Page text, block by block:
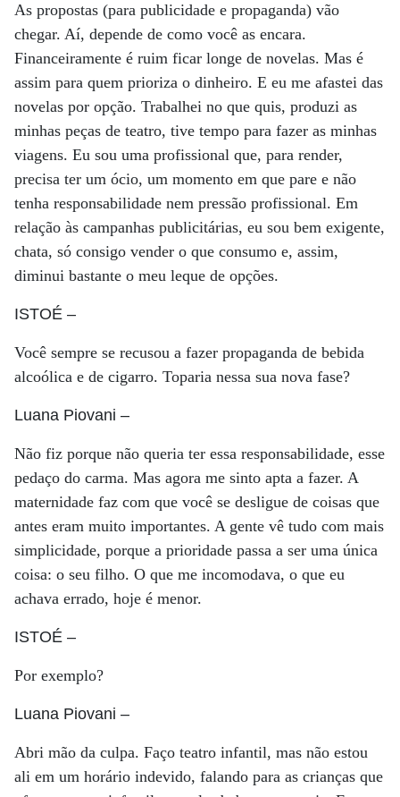
As propostas (para publicidade e propaganda) vão
chegar. Aí, depende de como você as encara.
Financeiramente é ruim ficar longe de novelas. Mas é
assim para quem prioriza o dinheiro. E eu me afastei das
novelas por opção. Trabalhei no que quis, produzi as
minhas peças de teatro, tive tempo para fazer as minhas
viagens. Eu sou uma profissional que, para render,
precisa ter um ócio, um momento em que pare e não
tenha responsabilidade nem pressão profissional. Em
relação às campanhas publicitárias, eu sou bem exigente,
chata, só consigo vender o que consumo e, assim,
diminui bastante o meu leque de opções.
ISTOÉ –
Você sempre se recusou a fazer propaganda de bebida
alcoólica e de cigarro. Toparia nessa sua nova fase?
Luana Piovani –
Não fiz porque não queria ter essa responsabilidade, esse
pedaço do carma. Mas agora me sinto apta a fazer. A
maternidade faz com que você se desligue de coisas que
antes eram muito importantes. A gente vê tudo com mais
simplicidade, porque a prioridade passa a ser uma única
coisa: o seu filho. O que me incomodava, o que eu
achava errado, hoje é menor.
ISTOÉ –
Por exemplo?
Luana Piovani –
Abri mão da culpa. Faço teatro infantil, mas não estou
ali em um horário indevido, falando para as crianças que